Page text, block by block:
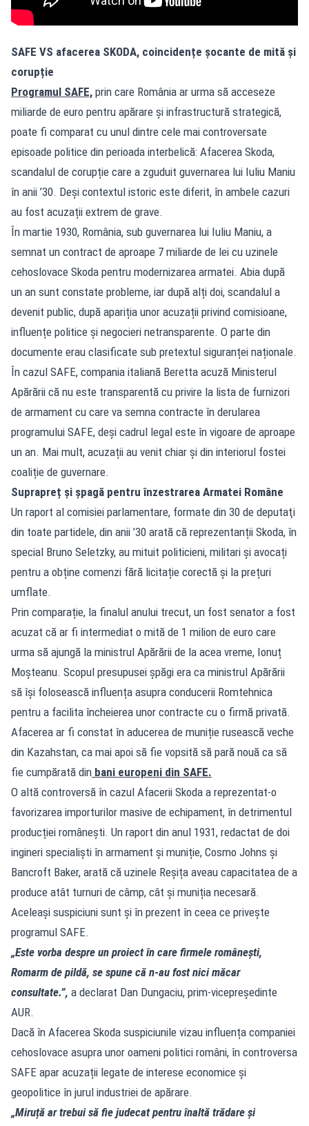
SAFE VS afacerea SKODA, coincidențe șocante de mită și
corupție
Programul SAFE, prin care România ar urma să acceseze
miliarde de euro pentru apărare și infrastructură strategică,
poate fi comparat cu unul dintre cele mai controversate
episoade politice din perioada interbelică: Afacerea Skoda,
scandalul de corupție care a zguduit guvernarea lui Iuliu Maniu
în anii ’30. Deși contextul istoric este diferit, în ambele cazuri
au fost acuzații extrem de grave.
În martie 1930, România, sub guvernarea lui Iuliu Maniu, a
semnat un contract de aproape 7 miliarde de lei cu uzinele
cehoslovace Skoda pentru modernizarea armatei. Abia după
un an sunt constate probleme, iar după alți doi, scandalul a
devenit public, după apariția unor acuzații privind comisioane,
influențe politice și negocieri netransparente. O parte din
documente erau clasificate sub pretextul siguranței naționale.
În cazul SAFE, compania italiană Beretta acuză Ministerul
Apărării că nu este transparentă cu privire la lista de furnizori
de armament cu care va semna contracte în derularea
programului SAFE, deși cadrul legal este în vigoare de aproape
un an. Mai mult, acuzații au venit chiar și din interiorul fostei
coaliție de guvernare.
Suprapreț și șpagă pentru înzestrarea Armatei Române
Un raport al comisiei parlamentare, formate din 30 de deputaţi
din toate partidele, din anii ’30 arată că reprezentanții Skoda, în
special Bruno Seletzky, au mituit politicieni, militari și avocați
pentru a obține comenzi fără licitație corectă și la prețuri
umflate.
Prin comparație, la finalul anului trecut, un fost senator a fost
acuzat că ar fi intermediat o mită de 1 milion de euro care
urma să ajungă la ministrul Apărării de la acea vreme, Ionuț
Moșteanu. Scopul presupusei șpăgi era ca ministrul Apărării
să își folosească influența asupra conducerii Romtehnica
pentru a facilita încheierea unor contracte cu o firmă privată.
Afacerea ar fi constat în aducerea de muniție rusească veche
din Kazahstan, ca mai apoi să fie vopsită să pară nouă ca să
fie cumpărată din bani europeni din SAFE.
O altă controversă în cazul Afacerii Skoda a reprezentat-o
favorizarea importurilor masive de echipament, în detrimentul
producției românești. Un raport din anul 1931, redactat de doi
ingineri specialiști în armament și muniție, Cosmo Johns și
Bancroft Baker, arată că uzinele Reșița aveau capacitatea de a
produce atât turnuri de câmp, cât și muniția necesară.
Aceleași suspiciuni sunt și în prezent în ceea ce privește
programul SAFE.
„Este vorba despre un proiect în care firmele românești,
Romarm de pildă, se spune că n-au fost nici măcar
consultate.”, a declarat Dan Dungaciu, prim-vicepreședinte
AUR.
Dacă în Afacerea Skoda suspiciunile vizau influența companiei
cehoslovace asupra unor oameni politici români, în controversa
SAFE apar acuzații legate de interese economice și
geopolitice în jurul industriei de apărare.
„Miruță ar trebui să fie judecat pentru înaltă trădare și